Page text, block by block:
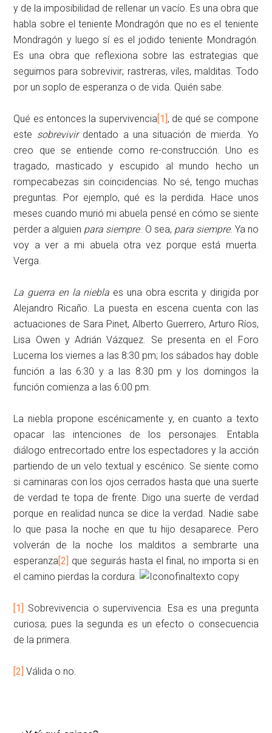
y de la imposibilidad de rellenar un vacío. Es una obra que
habla sobre el teniente Mondragón que no es el teniente
Mondragón y luego sí es el jodido teniente Mondragón.
Es una obra que reflexiona sobre las estrategias que
seguimos para sobrevivir; rastreras, viles, malditas. Todo
por un soplo de esperanza o de vida. Quién sabe.
Qué es entonces la supervivencia[1], de qué se compone
este sobrevivirdentado a una situación de mierda. Yo
creo que se entiende como re-construcción. Uno es
tragado, masticado y escupido al mundo hecho un
rompecabezas sin coincidencias. No sé, tengo muchas
preguntas. Por ejemplo, qué es la perdida. Hace unos
meses cuando murió mi abuela pensé en cómo se siente
perder a alguien para siempre. O sea, para siempre. Ya no
voy a ver a mi abuela otra vez porque está muerta.
Verga.
La guerra en la niebla es una obra escrita y dirigida por
Alejandro Ricaño. La puesta en escena cuenta con las
actuaciones de Sara Pinet, Alberto Guerrero, Arturo Ríos,
Lisa Owen y Adrián Vázquez. Se presenta en el Foro
Lucerna los viernes a las 8:30 pm; los sábados hay doble
función a las 6:30 y a las 8:30 pm y los domingos la
función comienza a las 6:00 pm.
La niebla propone escénicamente y, en cuanto a texto
opacar las intenciones de los personajes. Entabla
diálogo entrecortado entre los espectadores y la acción
partiendo de un velo textual y escénico. Se siente como
si caminaras con los ojos cerrados hasta que una suerte
de verdad te topa de frente. Digo una suerte de verdad
porque en realidad nunca se dice la verdad. Nadie sabe
lo que pasa la noche en que tu hijo desaparece. Pero
volverán de la noche los malditos a sembrarte una
esperanza[2] que seguirás hasta el final, no importa si en
el camino pierdas la cordura.
[1] Sobrevivencia o supervivencia. Esa es una pregunta
curiosa; pues la segunda es un efecto o consecuencia
de la primera.
[2] Válida o no.